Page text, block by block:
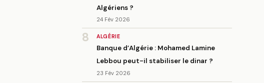
Algériens ?
24 Fév 2026
8 ALGÉRIE
Banque d’Algérie : Mohamed Lamine
Lebbou peut-il stabiliser le dinar ?
23 Fév 2026